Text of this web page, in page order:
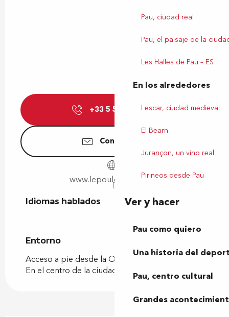
Pau, ciudad real
Pau, el paisaje de la
Les Halles de Pau – ES
En los alrededores
Lescar, ciudad medieval
El Bearn
Jurançon, un vino real
Pirineos desde Pau
Ver y hacer
Pau como quiero
Una historia del
Pau, centro cultural
Grandes
+33 5 59 27 17▒▒
Contáctenos
www.lepouleta3pattes.fr
Idiomas hablados
Idiomas hablados
Entorno
Entorno
Acceso a pie desde la Oficina de Turismo
En el centro de la ciudad